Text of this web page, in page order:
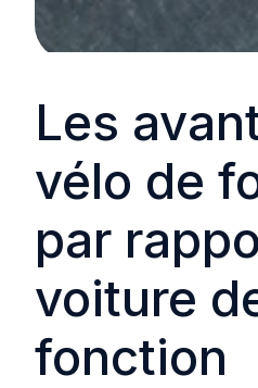
Les
vélo de
par
voiture
fonction